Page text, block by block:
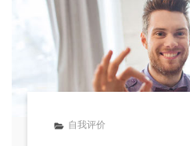
自我评价